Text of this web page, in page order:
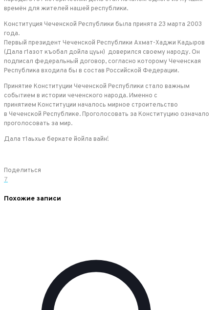
времён для жителей нашей республики.
Конституция Чеченской Республики была принята 23 марта 2003
года.
Первый президент Чеченской Республики Ахмат-Хаджи Кадыров
(Дала г1азот къобал дойла цуьн) доверился своему народу. Он
подписал федеральный договор, согласно которому Чеченская
Республика входила бы в состав Российской Федерации.
Принятие Конституции Чеченской Республики стало важным
событием в истории чеченского народа. Именно с
принятием Конституции началось мирное строительство
в Чеченской Республике. Проголосовать за Конституцию означало
проголосовать за мир.
Дала т1аьхье беркате йойла вайн!
Поделиться
7
Похожие записи